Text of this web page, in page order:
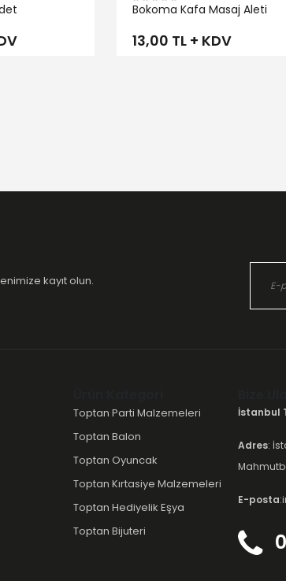
Bokoma Kafa Masaj Aleti
13,00 TL + KDV
kayıt olun.
Toptan Parti Malzemeleri
Toptan Balon
Toptan Oyuncak
Toptan Kırtasiye Malzemeleri
Toptan Hediyelik Eşya
Toptan Bijuteri
İstanbul
Adres:
E-posta